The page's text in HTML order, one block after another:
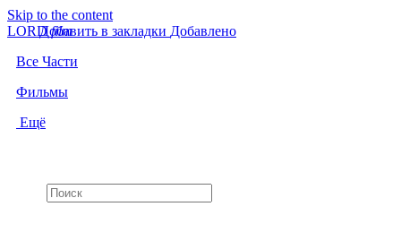
Skip to the content
LORDfilm
Все Части
Фильмы
Ещё
Добавить в закладки Добавлено